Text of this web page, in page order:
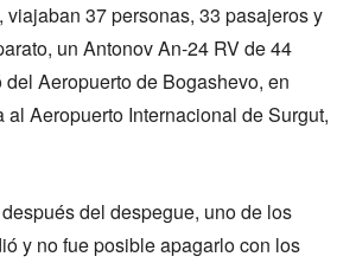
viajaban 37 personas, 33 pasajeros y
un Antonov An-24 RV de 44
Aeropuerto de Bogashevo, en
al Aeropuerto Internacional de Surgut,
del despegue, uno de los
y no fue posible apagarlo con los